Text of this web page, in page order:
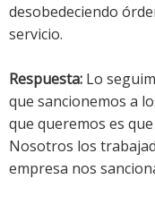
desobedeciendo
servicio.
Respuesta: Lo
que sancionemos a
que queremos es
Nosotros los
empresa nos